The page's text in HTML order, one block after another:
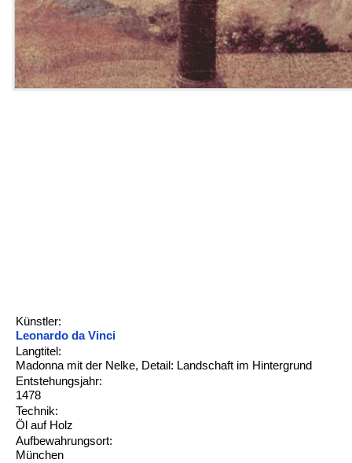
Künstler:
Leonardo da Vinci
Langtitel:
Madonna mit der Nelke, Detail: Landschaft im Hintergrund
Entstehungsjahr:
1478
Technik:
Öl auf Holz
Aufbewahrungsort:
München